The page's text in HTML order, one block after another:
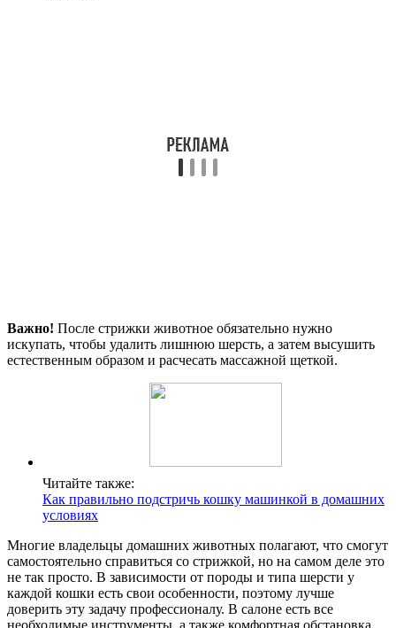
Важно! После стрижки животное обязательно нужно
искупать, чтобы удалить лишнюю шерсть, а затем высушить
естественным образом и расчесать массажной щеткой.
Читайте также:
Как правильно подстричь кошку машинкой в домашних
условиях
Многие владельцы домашних животных полагают, что смогут
самостоятельно справиться со стрижкой, но на самом деле это
не так просто. В зависимости от породы и типа шерсти у
каждой кошки есть свои особенности, поэтому лучше
доверить эту задачу профессионалу. В салоне есть все
необходимые инструменты, а также комфортная обстановка,